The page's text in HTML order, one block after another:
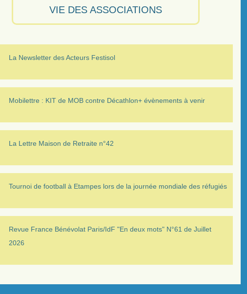
VIE DES ASSOCIATIONS
La Newsletter des Acteurs Festisol
Mobilettre : KIT de MOB contre Décathlon+ évènements à venir
La Lettre Maison de Retraite n°42
Tournoi de football à Etampes lors de la journée mondiale des réfugiés
Revue France Bénévolat Paris/IdF "En deux mots" N°61 de Juillet
2026